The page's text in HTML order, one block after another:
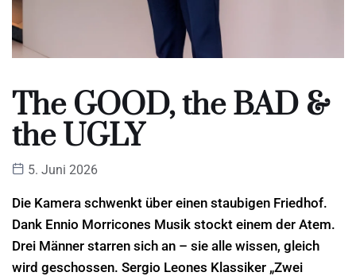
The GOOD, the BAD &
the UGLY
5. Juni 2026
Die Kamera schwenkt über einen staubigen Friedhof.
Dank Ennio Morricones Musik stockt einem der Atem.
Drei Männer starren sich an – sie alle wissen, gleich
wird geschossen. Sergio Leones Klassiker „Zwei